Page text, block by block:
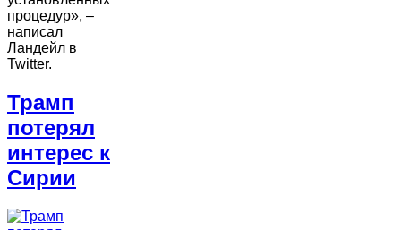
процедур», –
написал
Ландейл в
Twitter.
Трамп
потерял
интерес к
Сирии